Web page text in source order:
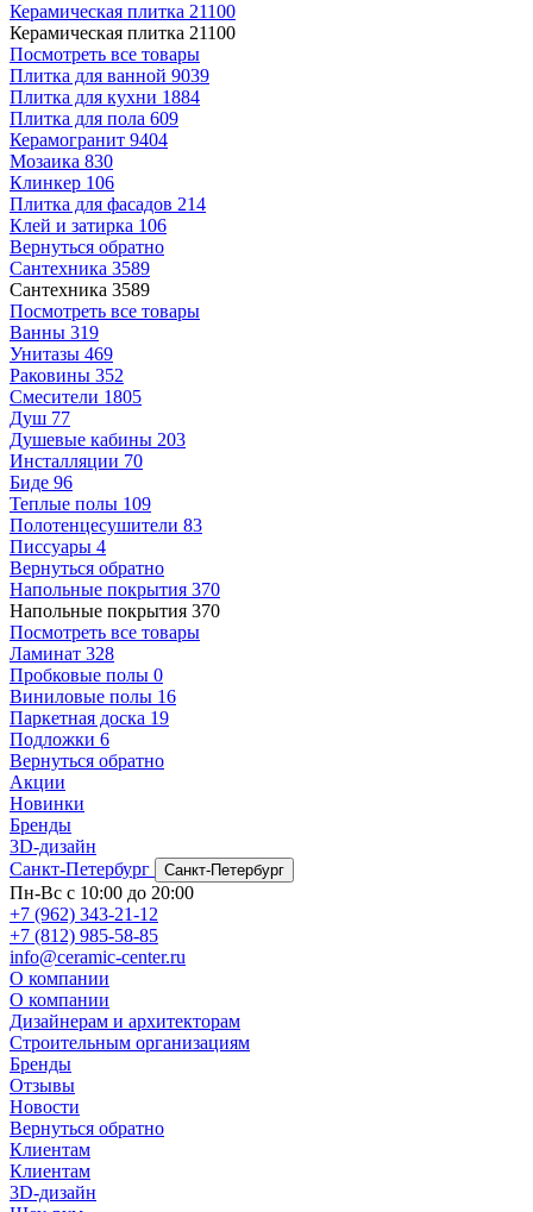
Керамическая плитка 21100
Керамическая плитка 21100
Посмотреть все товары
Плитка для ванной 9039
Плитка для кухни 1884
Плитка для пола 609
Керамогранит 9404
Мозаика 830
Клинкер 106
Плитка для фасадов 214
Клей и затирка 106
Вернуться обратно
Сантехника 3589
Сантехника 3589
Посмотреть все товары
Ванны 319
Унитазы 469
Раковины 352
Смесители 1805
Душ 77
Душевые кабины 203
Инсталляции 70
Биде 96
Теплые полы 109
Полотенцесушители 83
Писсуары 4
Вернуться обратно
Напольные покрытия 370
Напольные покрытия 370
Посмотреть все товары
Ламинат 328
Пробковые полы 0
Виниловые полы 16
Паркетная доска 19
Подложки 6
Вернуться обратно
Акции
Новинки
Бренды
3D-дизайн
Санкт-Петербург
Санкт-Петербург
Пн-Вс с 10:00 до 20:00
+7 (962) 343-21-12
+7 (812) 985-58-85
info@ceramic-center.ru
О компании
О компании
Дизайнерам и архитекторам
Строительным организациям
Бренды
Отзывы
Новости
Вернуться обратно
Клиентам
Клиентам
3D-дизайн